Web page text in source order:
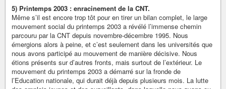
5) Printemps 2003 : enracinement de la CNT.
Même s’il est encore trop tôt pour en tirer un bilan complet, le large
mouvement social du printemps 2003 a révélé l’immense chemin
parcouru par la CNT depuis novembre-décembre 1995. Nous
émergions alors à peine, et c’est seulement dans les universités que
nous avons participé au mouvement de manière décisive. Nous
étions présents sur d’autres fronts, mais surtout de l’extérieur. Le
mouvement du printemps 2003 a démarré sur la fronde de
l’Education nationale, qui durait déjà depuis plusieurs mois. La lutte